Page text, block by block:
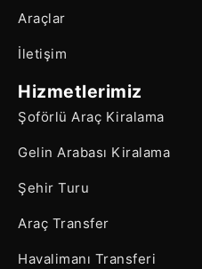
Araçlar
İletişim
Hizmetlerimiz
Şoförlü Araç Kiralama
Gelin Arabası Kiralama
Şehir Turu
Araç Transfer
Havalimanı Transferi